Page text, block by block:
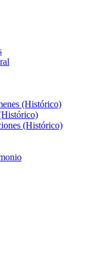
(Histórico)
(Histórico)